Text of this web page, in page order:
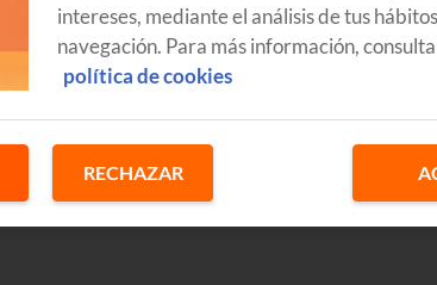
su origen, solían estar en la costa y a ellos acudían
propiedades medicinales.
ahora ofrecen opciones para todos los
a escasos metros de la playa o en la propia
complicado decidirse.
intereses, mediante el análisis de tus
navegación. Para más información,
política de cookies
RECHAZAR